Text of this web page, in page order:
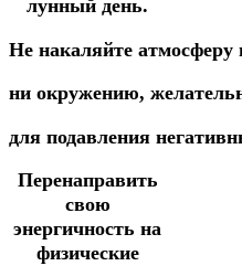
лунный день.
Не накаляйте атмосферу
ни окружению,
для подавления
Перенаправить
свою
энергичность на
физические